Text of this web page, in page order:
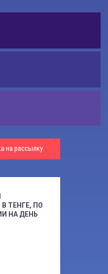
на рассылку
ТЕНГЕ, ПО
НА ДЕНЬ